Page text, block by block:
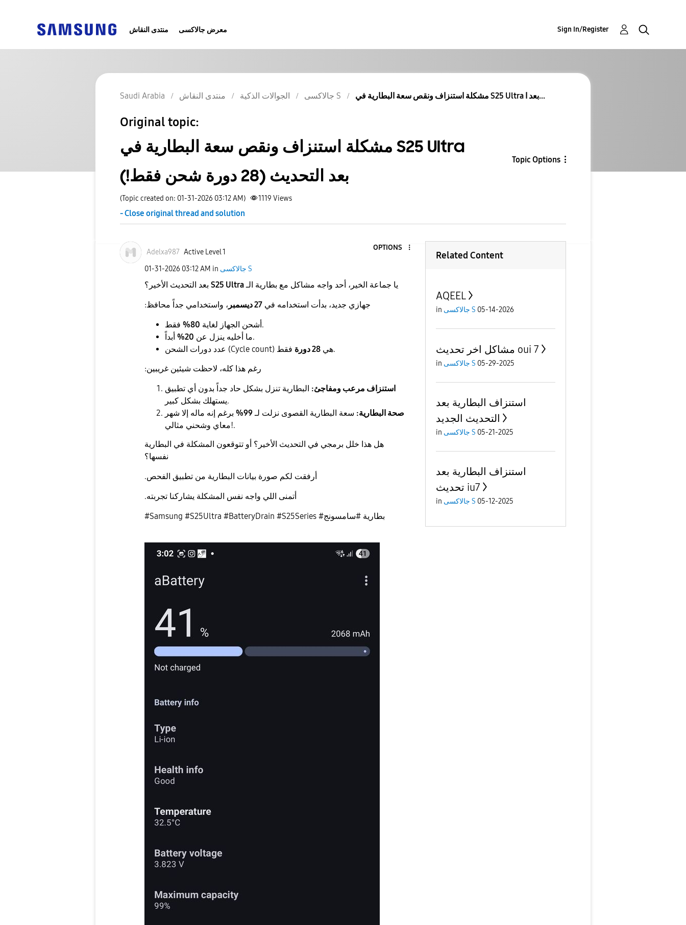
منتدى النقاش معرض جالاكسى Sign In/Register
Saudi Arabia منتدى النقاش الجوالات الذكية جالاكسى S مشكلة استنزاف ونقص سعة البطارية في S25 Ultra بعد ا...
Original topic:
مشكلة استنزاف ونقص سعة البطارية في S25 Ultra
بعد التحديث (28 دورة شحن فقط!)
Topic Options
(Topic created on: 01-31-2026 03:12 AM) 1119 Views
- Close original thread and solution
Adelxa987 Active Level 1
OPTIONS
‎01-31-2026 03:12 AM in جالاكسى S
​يا جماعة الخير، أحد واجه مشاكل مع بطارية الـS25 Ultra بعد التحديث الأخير؟
​جهازي جديد، بدأت استخدامه في 27 ديسمبر ، واستخدامي جداً محافظ:
​أشحن الجهاز لغاية 80%
فقط.
​ما أخليه ينزل عن 20%
أبداً.
​عدد دورات الشحن (Cycle count) هي 28 دورة
فقط.
​رغم هذا كله، لاحظت شيئين غريبين:
استنزاف مرعب ومفاجئ: البطارية تنزل بشكل حاد جداً بدون أي تطبيق
يستهلك بشكل كبير.
صحة البطارية: سعة البطارية القصوى نزلت لـ 99%
برغم إنه ماله إلا شهر
معاي وشحني مثالي!.
​هل هذا خلل برمجي في التحديث الأخير؟ أو تتوقعون المشكلة في البطارية
نفسها؟
أرفقت لكم صورة بيانات البطارية من تطبيق الفحص.
​أتمنى اللي واجه نفس المشكلة يشاركنا تجربته.
​#Samsung #S25Ultra #BatteryDrain #S25Series #بطارية #سامسونج
Related Content
AQEEL
in جالاكسى S 05-14-2026
مشاكل اخر تحديث oui 7
in جالاكسى S 05-29-2025
استنزاف البطارية بعد
التحديث الجديد
in جالاكسى S 05-21-2025
استنزاف البطارية بعد
تحديث iu7
in جالاكسى S 05-12-2025